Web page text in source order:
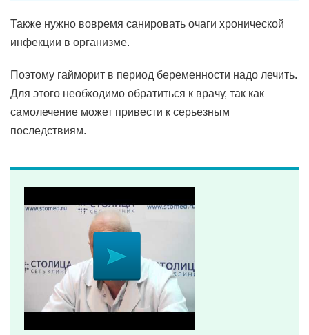
Также нужно вовремя санировать очаги хронической
инфекции в организме.
Поэтому гайморит в период беременности надо лечить.
Для этого необходимо обратиться к врачу, так как
самолечение может привести к серьезным
последствиям.